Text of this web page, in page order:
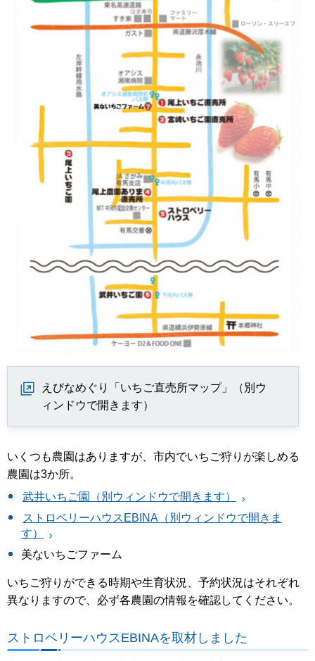
えびなめぐり「いちご直売所マップ」（別ウ
ィンドウで開きます）
いくつも農園はありますが、市内でいちご狩りが楽しめる
農園は3か所。
武井いちご園（別ウィンドウで開きます）
ストロベリーハウスEBINA（別ウィンドウで開きま
す）
美ないちごファーム
いちご狩りができる時期や生育状況、予約状況はそれぞれ
異なりますので、必ず各農園の情報を確認してください。
ストロベリーハウスEBINAを取材しました